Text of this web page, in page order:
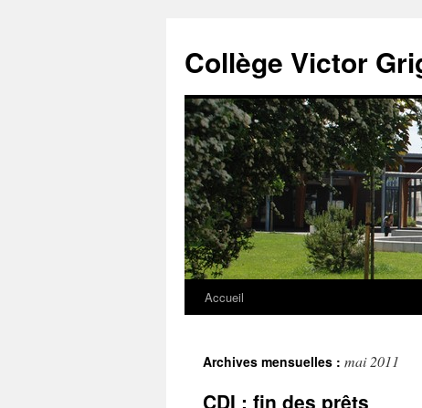
contenu
Collège Victor
Accueil
Archives mensuelles : mai 2011
CDI : fin des prêts